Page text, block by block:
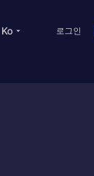
ko 로그인